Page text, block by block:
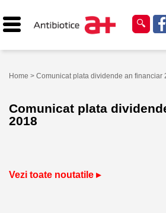
Home > Comunicat plata dividende an financiar
Comunicat plata
2018
Vezi toate noutatile ▸